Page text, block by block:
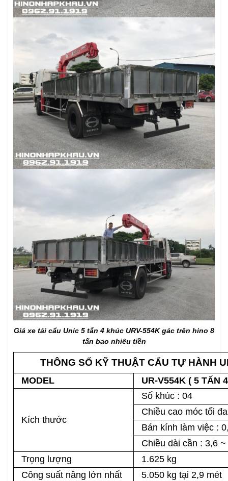
Giá xe tải cẩu Unic 5 tấn 4 khúc URV-554K gác trên hino 8
tấn bao nhiêu tiền
THÔNG SỐ KỸ THUẬT CẨU TỰ HÀNH
MODEL UR-V554K ( 5 TẤN
Kích thước
Số khúc : 04
Chiều cao móc tối
Bán kính làm việc :
Chiều dài cần : 3,6
Trọng lượng
1.625 kg
Công suất nâng lớn nhất
5.050 kg tại 2,9 mét